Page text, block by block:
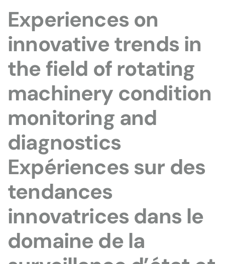
Experiences on
innovative trends in
the field of rotating
machinery condition
monitoring and
diagnostics
Expériences sur des
tendances
innovatrices dans le
domaine de la